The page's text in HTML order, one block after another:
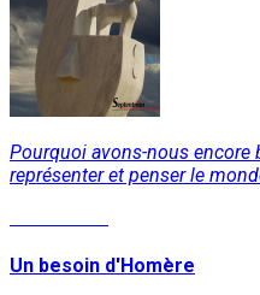
Pourquoi avons-nous encore
représenter et penser le
Un besoin d'Homère